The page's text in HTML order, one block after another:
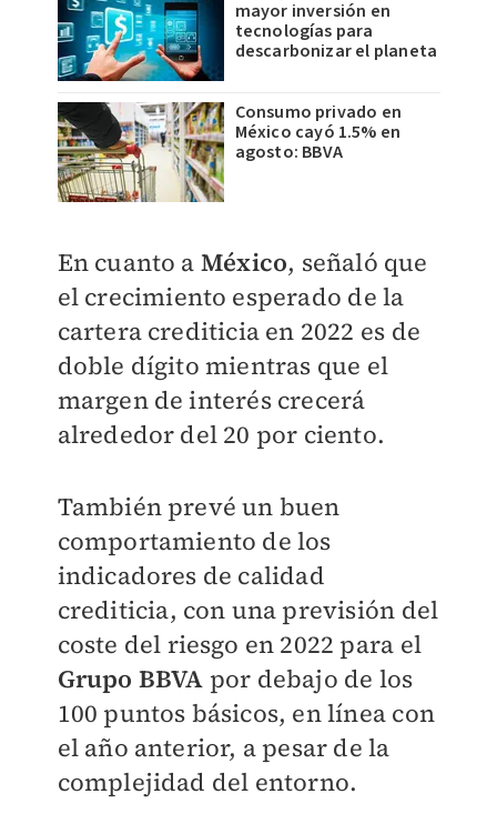
mayor inversión en
tecnologías para
descarbonizar el planeta
Consumo privado en
México cayó 1.5% en
agosto: BBVA
En cuanto a México, señaló que
el crecimiento esperado de la
cartera crediticia en 2022 es de
doble dígito mientras que el
margen de interés crecerá
alrededor del 20 por ciento.
También prevé un buen
comportamiento de los
indicadores de calidad
crediticia, con una previsión del
coste del riesgo en 2022 para el
Grupo BBVA por debajo de los
100 puntos básicos, en línea con
el año anterior, a pesar de la
complejidad del entorno.